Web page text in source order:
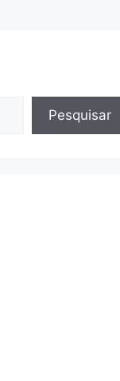
Pesquisar